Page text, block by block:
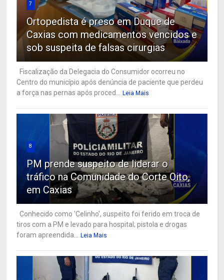
7
Ortopedista é preso em Duque de
Caxias com medicamentos vencidos e
sob suspeita de falsas cirurgias
Fiscalização da Delegacia do Consumidor ocorreu no
Centro do município após denúncia de paciente que perdeu
a força nas pernas após proced...
Leia Mais
8
PM prende suspeito de liderar o
tráfico na Comunidade do Corte Oito,
em Caxias
Conhecido como 'Celinho', suspeito foi ferido em troca de
tiros com a PM e levado para hospital; pistola e drogas
foram apreendida...
Leia Mais